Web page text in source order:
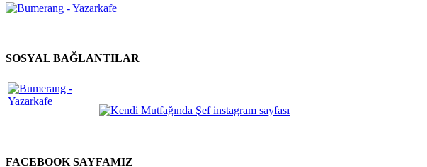
SOSYAL BAĞLANTILAR
FACEBOOK SAYFAMIZ